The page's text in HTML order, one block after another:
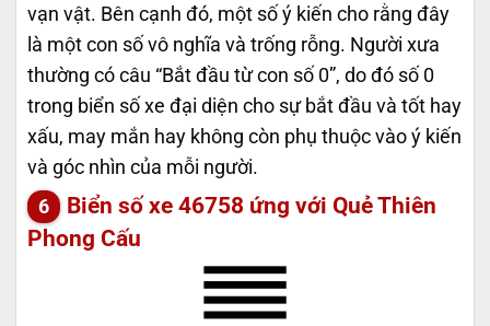
vạn vật. Bên cạnh đó, một số ý kiến cho rằng đây
là một con số vô nghĩa và trống rỗng. Người xưa
thường có câu “Bắt đầu từ con số 0”, do đó số 0
trong biển số xe đại diện cho sự bắt đầu và tốt hay
xấu, may mắn hay không còn phụ thuộc vào ý kiến
và góc nhìn của mỗi người.
Biển số xe 46758 ứng với Quẻ Thiên
Phong Cấu